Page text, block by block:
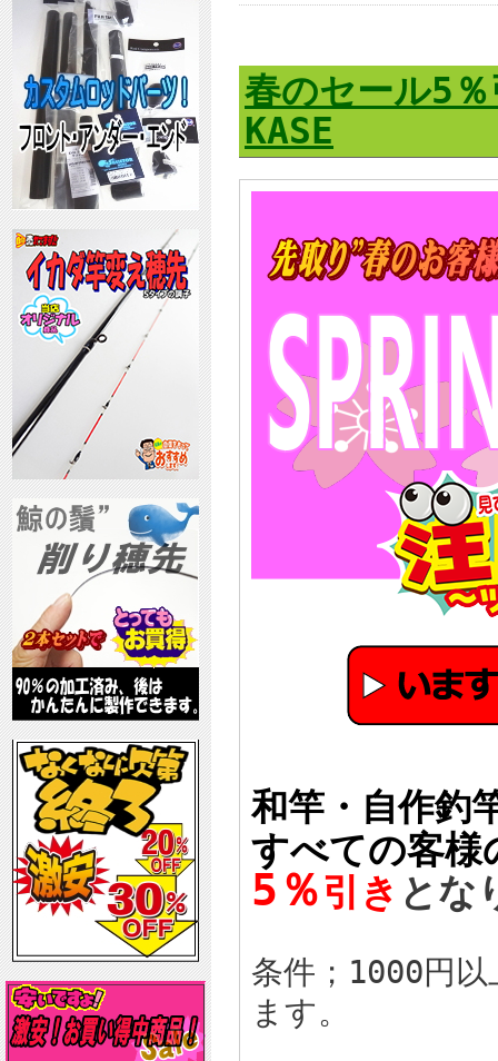
春のセール5
KASE
和竿・自作釣
すべての客様
5％引き とな
条件；1000円
ます。